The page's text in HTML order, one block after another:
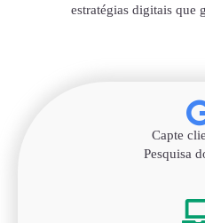
estratégias digitais que
Capte
Pesquisa